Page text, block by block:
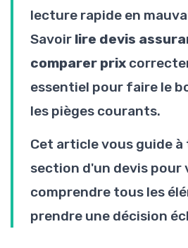
lecture rapide en
Savoir lire devis
comparer prix
essentiel pour faire le
les pièges courants.
Cet article vous guide
section d'un devis pour
comprendre tous les
prendre une décision